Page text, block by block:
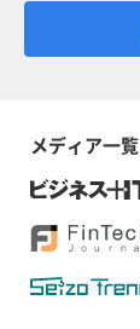
メディア一覧